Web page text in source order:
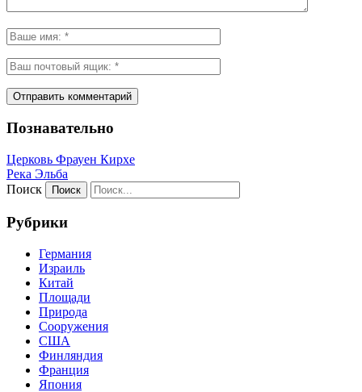
Познавательно
Церковь Фрауен Кирхе
Река Эльба
Поиск
Рубрики
Германия
Израиль
Китай
Площади
Природа
Сооружения
США
Финляндия
Франция
Япония